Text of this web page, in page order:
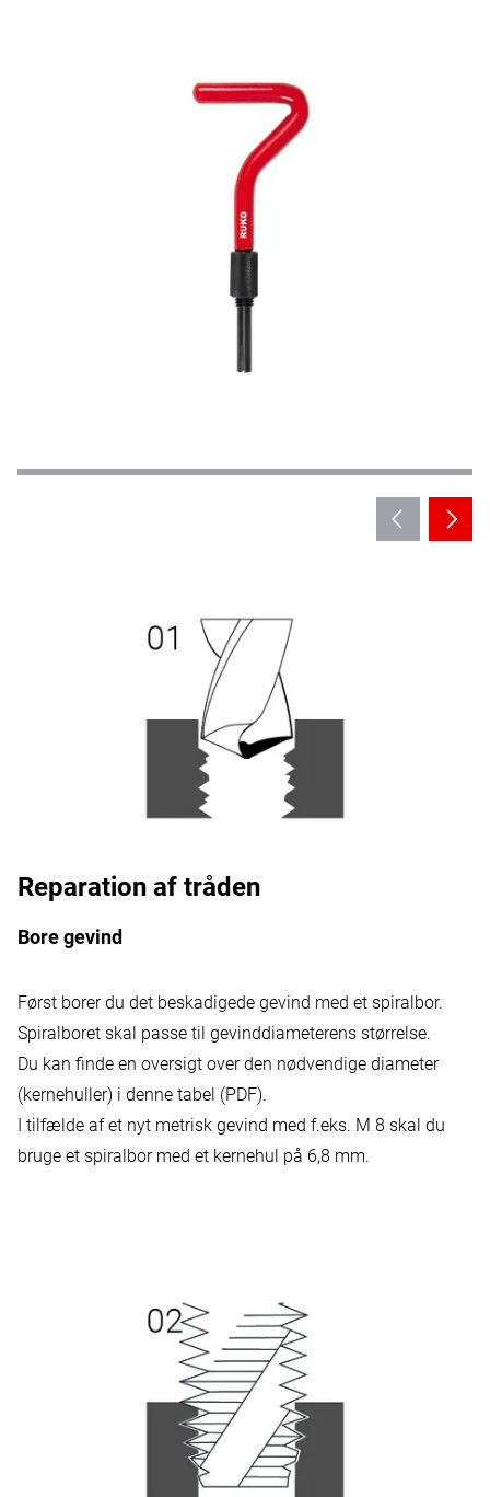
Reparation af tråden
Bore gevind
Først borer du det beskadigede gevind med et spiralbor.
Spiralboret skal passe til gevinddiameterens størrelse.
Du kan finde en oversigt over den nødvendige diameter
(kernehuller) i denne tabel (PDF).
I tilfælde af et nyt metrisk gevind med f.eks. M 8 skal du
bruge et spiralbor med et kernehul på 6,8 mm.